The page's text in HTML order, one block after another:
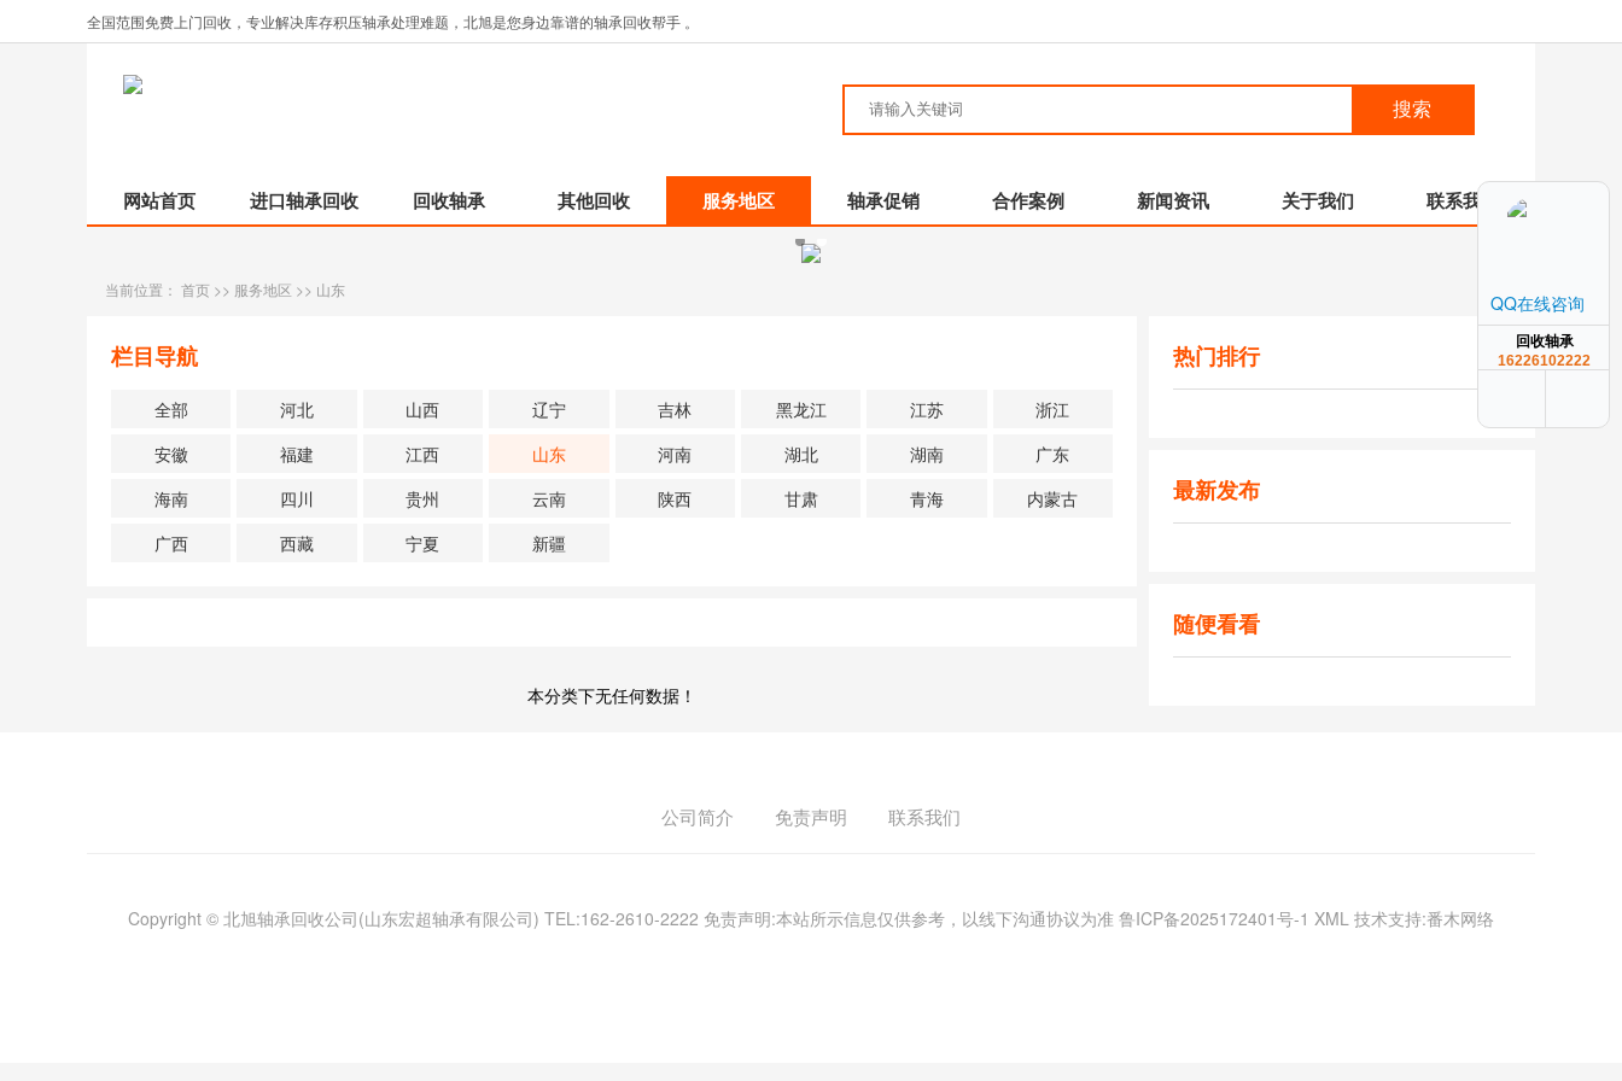
全国范围免费上门回收，专业解决库存积压轴承处理难题，北旭是您身边靠谱的轴承回收帮手 。
搜索
网站首页 进口轴承回收 回收轴承 其他回收 服务地区 轴承促销 合作案例 新闻资讯 关于我们 联系我们
当前位置： 首页 >> 服务地区 >> 山东
栏目导航
全部 河北 山西 辽宁 吉林 黑龙江 江苏
浙江
安徽
福建 江西 山东 河南 湖北 湖南
广东
海南
四川 贵州 云南 陕西 甘肃 青海
内蒙古
广西
西藏 宁夏 新疆
本分类下无任何数据！
热门排行
最新发布
随便看看
公司简介 免责声明 联系我们
Copyright © 北旭轴承回收公司(山东宏超轴承有限公司) TEL:162-2610-2222 免责声明:本站所示信息仅供参考，以线下沟通协议为准 鲁ICP备2025172401号-1 XML 技术支持:番木网络
QQ在线咨询
回收轴承
16226102222